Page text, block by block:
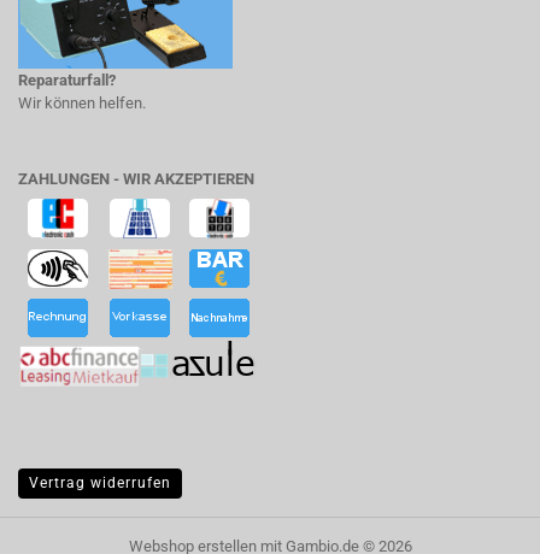
Reparaturfall?
Wir können helfen.
ZAHLUNGEN - WIR AKZEPTIEREN
Vertrag widerrufen
Webshop erstellenmit Gambio.de © 2026